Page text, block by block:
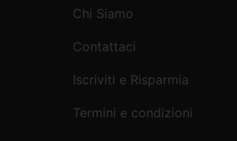
Chi Siamo
Contattaci
Iscriviti e Risparmia
Termini e condizioni